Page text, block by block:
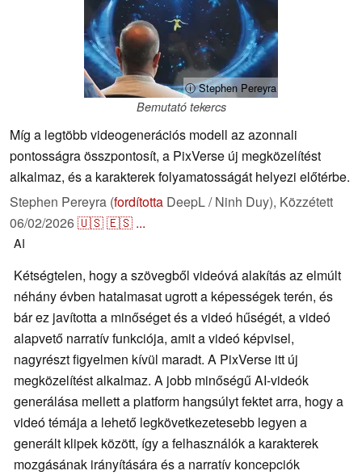
ⓘ Stephen Pereyra
Bemutató tekercs
Míg a legtöbb videogenerációs modell az azonnali
pontosságra összpontosít, a PixVerse új megközelítést
alkalmaz, és a karakterek folyamatosságát helyezi előtérbe.
Stephen Pereyra (fordította DeepL / Ninh Duy), Közzétett
06/02/2026🇺🇸🇪🇸 ...
AI
Kétségtelen, hogy a szövegből videóvá alakítás az elmúlt
néhány évben hatalmasat ugrott a képességek terén, és
bár ez javította a minőséget és a videó hűségét, a videó
alapvető narratív funkciója, amit a videó képvisel,
nagyrészt figyelmen kívül maradt. A PixVerse itt új
megközelítést alkalmaz. A jobb minőségű AI-videók
generálása mellett a platform hangsúlyt fektet arra, hogy a
videó témája a lehető legkövetkezetesebb legyen a
generált klipek között, így a felhasználók a karakterek
mozgásának irányítására és a narratív koncepciók